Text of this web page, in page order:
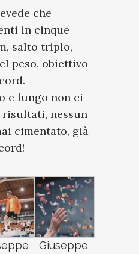
che
in cinque
salto triplo,
peso, obiettivo
e lungo non ci
nessun
cimentato, già
Giuseppe